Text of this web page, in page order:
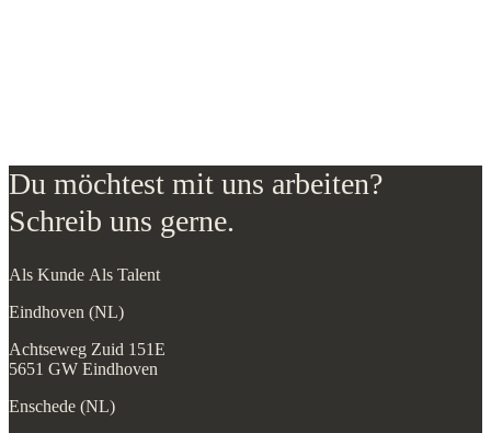
Du möchtest mit uns arbeiten?
Schreib uns gerne.
Als Kunde Als Talent
Eindhoven (NL)
Achtseweg Zuid 151E
5651 GW Eindhoven
Enschede (NL)